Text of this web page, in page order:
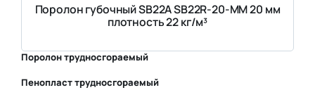
Поролон губочный SB22A SB22R-20-MM 20 мм
плотность 22 кг/м³
Поролон трудносгораемый
Пенопласт трудносгораемый